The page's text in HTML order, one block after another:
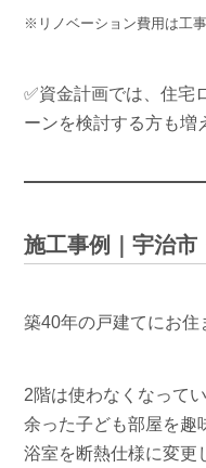
※リノベーション費用は工
✅資金計画では、住宅
ーンを検討する方も増
施工事例｜宇治市
築40年の戸建てにお住
2階は使わなくなって
余った子ども部屋を趣
浴室を断熱仕様に変更